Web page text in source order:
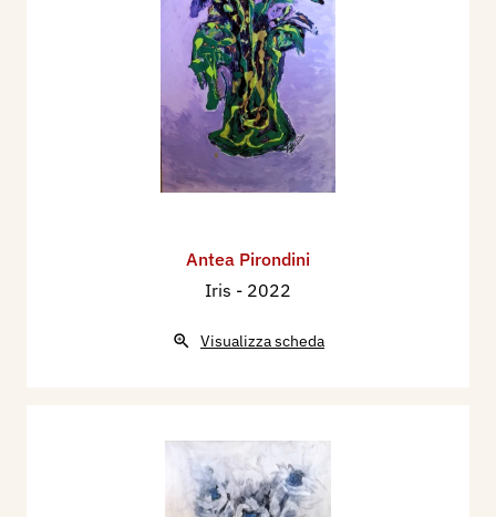
Antea Pirondini
Iris - 2022
Visualizza scheda